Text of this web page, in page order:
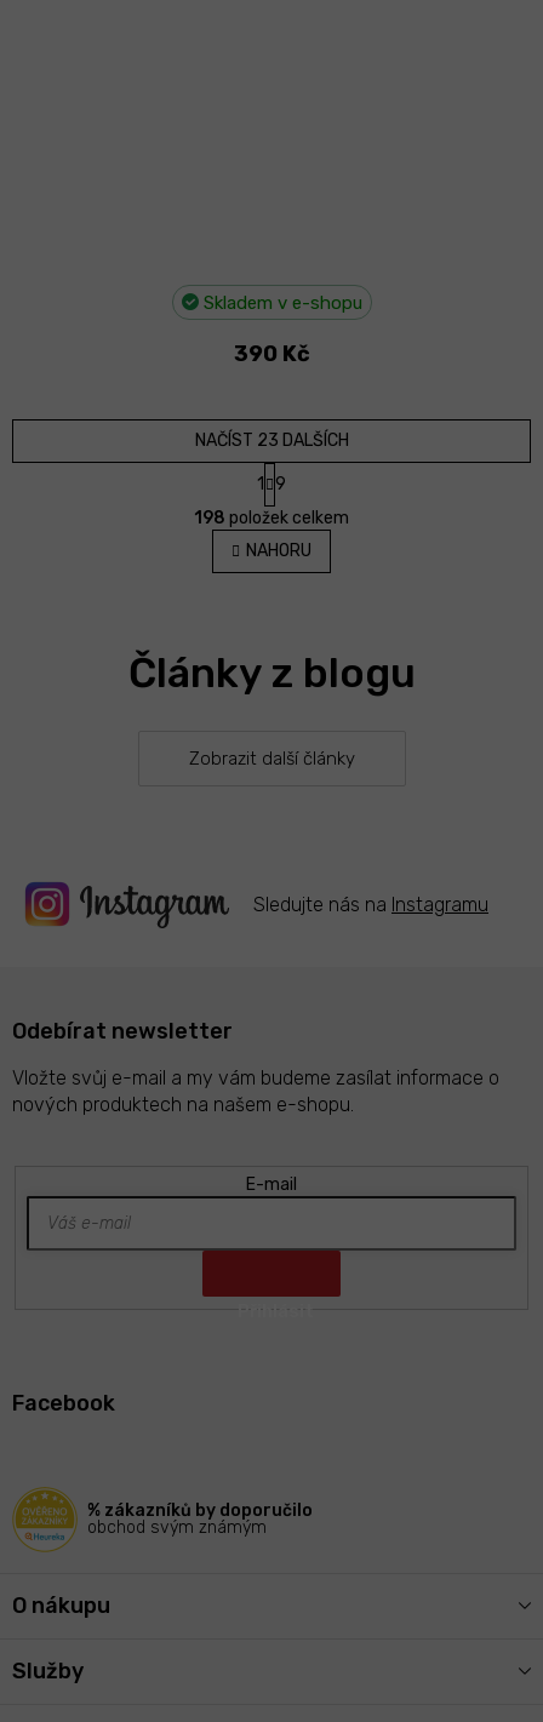
Skladem v e-shopu
390 Kč
O
v
l
á
í
p
k
s
u
NAČÍST 23 DALŠÍCH
S
t
r
á
n
k
í
1
9
198 položek celkem
NAHORU
Články z blogu
Zobrazit další články
Sledujte nás na Instagramu
Odebírat newsletter
Vložte svůj e-mail a my vám budeme zasílat informace o
nových produktech na našem e-shopu.
E-mail
Facebook
% zákazníků by doporučilo
obchod svým známým
O nákupu
Služby